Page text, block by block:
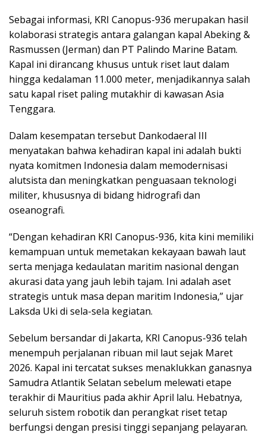
Sebagai informasi, KRI Canopus-936 merupakan hasil
kolaborasi strategis antara galangan kapal Abeking &
Rasmussen (Jerman) dan PT Palindo Marine Batam.
Kapal ini dirancang khusus untuk riset laut dalam
hingga kedalaman 11.000 meter, menjadikannya salah
satu kapal riset paling mutakhir di kawasan Asia
Tenggara.
Dalam kesempatan tersebut Dankodaeral III
menyatakan bahwa kehadiran kapal ini adalah bukti
nyata komitmen Indonesia dalam memodernisasi
alutsista dan meningkatkan penguasaan teknologi
militer, khususnya di bidang hidrografi dan
oseanografi.
“Dengan kehadiran KRI Canopus-936, kita kini memiliki
kemampuan untuk memetakan kekayaan bawah laut
serta menjaga kedaulatan maritim nasional dengan
akurasi data yang jauh lebih tajam. Ini adalah aset
strategis untuk masa depan maritim Indonesia,” ujar
Laksda Uki di sela-sela kegiatan.
Sebelum bersandar di Jakarta, KRI Canopus-936 telah
menempuh perjalanan ribuan mil laut sejak Maret
2026. Kapal ini tercatat sukses menaklukkan ganasnya
Samudra Atlantik Selatan sebelum melewati etape
terakhir di Mauritius pada akhir April lalu. Hebatnya,
seluruh sistem robotik dan perangkat riset tetap
berfungsi dengan presisi tinggi sepanjang pelayaran.